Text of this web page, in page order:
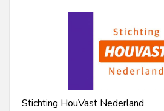
Stichting HouVast Nederland